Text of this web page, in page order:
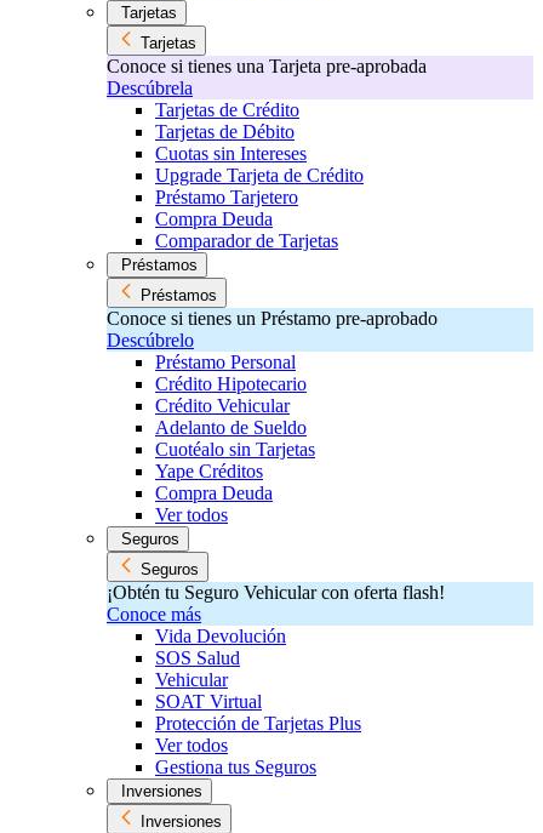
Tarjetas
Tarjetas
Conoce si tienes una Tarjeta pre-aprobada
Descúbrela
Tarjetas de Crédito
Tarjetas de Débito
Cuotas sin Intereses
Upgrade Tarjeta de Crédito
Préstamo Tarjetero
Compra Deuda
Comparador de Tarjetas
Préstamos
Préstamos
Conoce si tienes un Préstamo pre-aprobado
Descúbrelo
Préstamo Personal
Crédito Hipotecario
Crédito Vehicular
Adelanto de Sueldo
Cuotéalo sin Tarjetas
Yape Créditos
Compra Deuda
Ver todos
Seguros
Seguros
¡Obtén tu Seguro Vehicular con oferta flash!
Conoce más
Vida Devolución
SOS Salud
Vehicular
SOAT Virtual
Protección de Tarjetas Plus
Ver todos
Gestiona tus Seguros
Inversiones
Inversiones